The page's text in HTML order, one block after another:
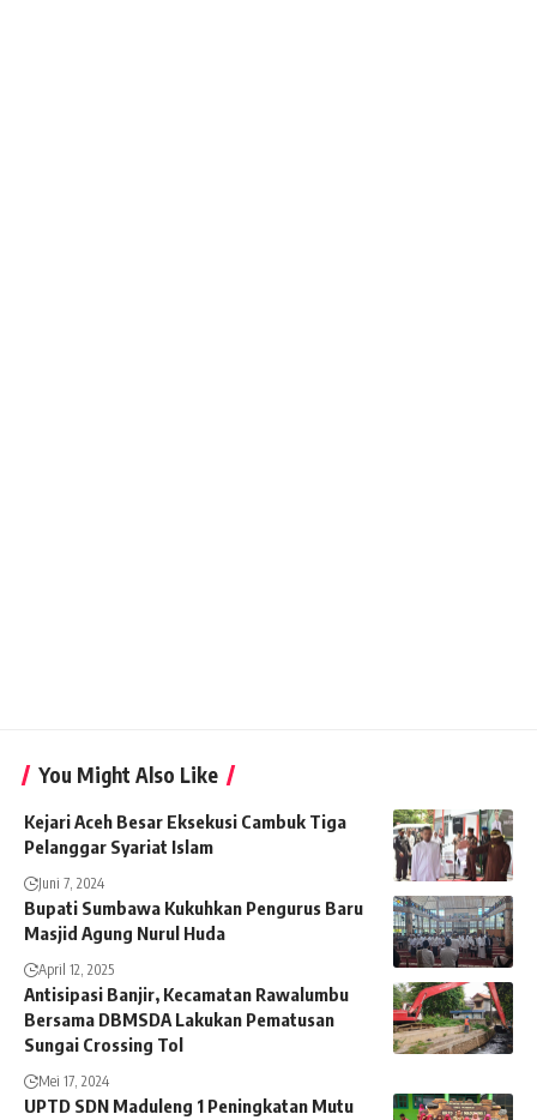
You Might Also Like
Kejari Aceh Besar Eksekusi Cambuk Tiga
Pelanggar Syariat Islam
Juni 7, 2024
Bupati Sumbawa Kukuhkan Pengurus Baru
Masjid Agung Nurul Huda
April 12, 2025
Antisipasi Banjir, Kecamatan Rawalumbu
Bersama DBMSDA Lakukan Pematusan
Sungai Crossing Tol
Mei 17, 2024
UPTD SDN Maduleng 1 Peningkatan Mutu